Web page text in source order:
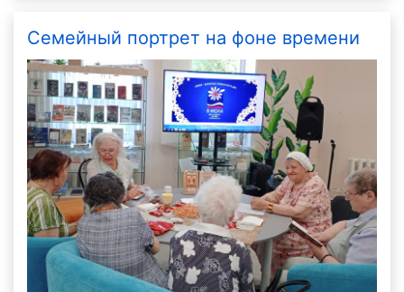
Семейный портрет на фоне времени